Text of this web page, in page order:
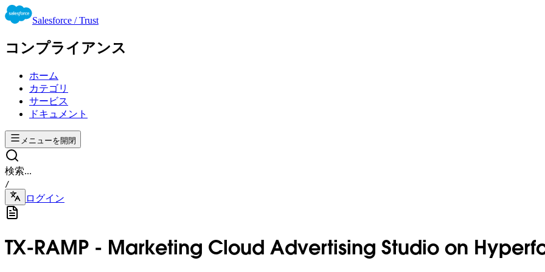
Salesforce / Trust
コンプライアンス
ホーム
カテゴリ
サービス
ドキュメント
メニューを開閉
検索...
/
ログイン
TX-RAMP - Marketing Cloud Advertising Studio on